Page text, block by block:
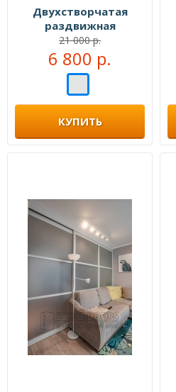
Двухстворчатая
раздвижная
перегородка №106555
21 000 р.
6 800 р.
КУПИТЬ